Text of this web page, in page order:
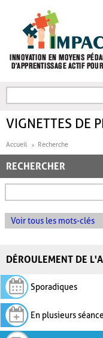
FORMULAIRE DE
VIGNETTES DE
Accueil Recherche
RECHERCHER
Voir tous les mots-clés
DÉROULEMENT DE
Sporadiques
En plusieurs